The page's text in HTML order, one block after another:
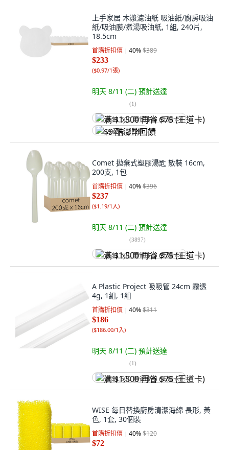
上手家居 木漿濾油紙 吸油紙/廚房吸油
紙/吸油膜/煮湯吸油紙, 1組, 240片,
18.5cm
首購折扣價 40%$389
$233
($0.97/1張)
明天 8/11 (二) 預計送達
(1)
满 $1,500 再省 $75 (王道卡)
$9 酷澎幣回饋
Comet 拋棄式塑膠湯匙 散裝 16cm,
200支, 1包
首購折扣價 40%$396
$237
($1.19/1入)
明天 8/11 (二) 預計送達
(3897)
满 $1,500 再省 $75 (王道卡)
A Plastic Project 吸吸管 24cm 霧透
4g, 1組, 1組
首購折扣價 40%$311
$186
($186.00/1入)
明天 8/11 (二) 預計送達
(1)
满 $1,500 再省 $75 (王道卡)
WISE 每日替換廚房清潔海綿 長形, 黃
色, 1套, 30個裝
首購折扣價 40%$120
$72